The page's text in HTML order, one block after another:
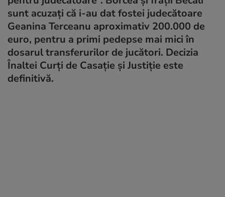
sunt acuzați că i-au dat fostei judecătoare
Geanina Terceanu aproximativ 200.000 de
euro, pentru a primi pedepse mai mici în
dosarul transferurilor de jucători. Decizia
Înaltei Curți de Casație și Justiție este
definitivă.